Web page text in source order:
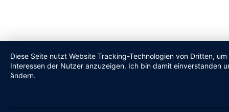
Diese Seite nutzt Website Tracking-Technologien von Dritten,
Interessen der Nutzer anzuzeigen. Ich bin damit einverstanden
ändern.